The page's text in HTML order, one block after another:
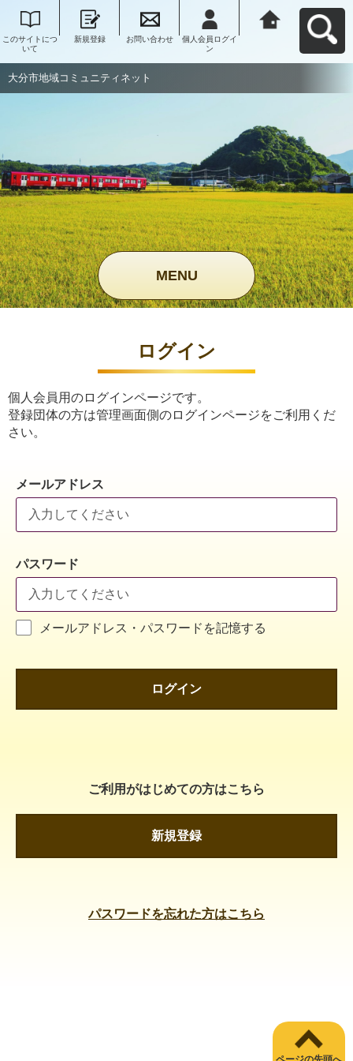
このサイトにつ
いて
新規登録 お問い合わせ
個人会員ログイ
ン
大分市地域コミュニティネット
MENU
ログイン
個人会員用のログインページです。
登録団体の方は管理画面側のログインページをご利用くだ
さい。
メールアドレス
パスワード
メールアドレス・パスワードを記憶する
ログイン
ご利用がはじめての方はこちら
新規登録
パスワードを忘れた方はこちら